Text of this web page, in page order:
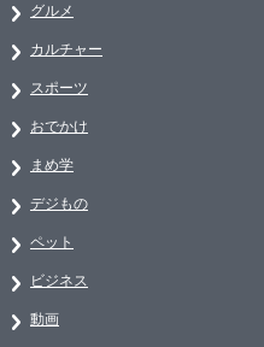
グルメ
カルチャー
スポーツ
おでかけ
まめ学
デジもの
ペット
ビジネス
動画